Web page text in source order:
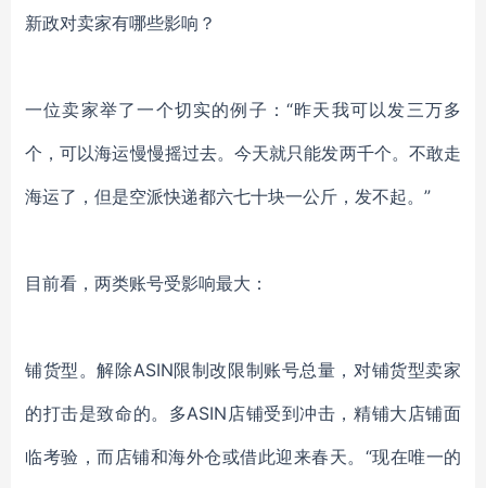
新政对卖家有哪些影响？
一位卖家举了一个切实的例子：“昨天我可以发三万多
个，可以海运慢慢摇过去。今天就只能发两千个。不敢走
海运了，但是空派快递都六七十块一公斤，发不起。”
目前看，两类账号受影响最大：
铺货型。解除ASIN限制改限制账号总量，对铺货型卖家
的打击是致命的。多ASIN店铺受到冲击，精铺大店铺面
临考验，而店铺和海外仓或借此迎来春天。“现在唯一的